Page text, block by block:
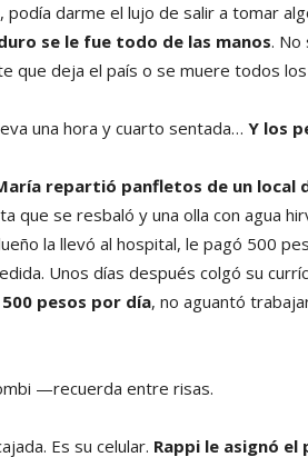
darme el lujo de salir a tomar
se le fue todo de las manos. No
que deja el país o se muere todos los
una hora y cuarto sentada… Y los
repartió panfletos de un local
que se resbaló y una olla con agua
la llevó al hospital, le pagó 500
Unos días después colgó su
500 pesos por día, no aguantó
—recuerda entre risas.
Es su celular. Rappi le asignó